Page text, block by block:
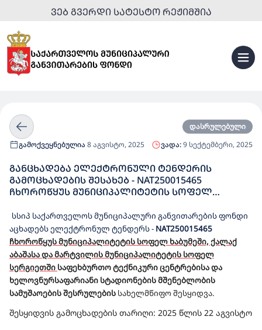
ᲕᲔᲑ ᲒᲕᲔᲠᲓᲘ ᲡᲐᲢᲔᲡᲢᲝ ᲠᲔᲟᲘᲛᲨᲘᲐ
დასრულებული
გამოქვეყნებულია 8 აგვისტო, 2025 ვადა:9 სექტემბერი, 2025
ᲒᲐᲜᲪᲮᲐᲓᲔᲑᲐ ᲔᲚᲔᲥᲢᲠᲝᲜᲣᲚᲘ ᲢᲔᲜᲓᲔᲠᲘᲡ
ᲒᲐᲛᲝᲪᲮᲐᲓᲔᲑᲘᲡ ᲨᲔᲡᲐᲮᲔᲑ - NAT250015465
ᲩᲮᲝᲠᲝᲬᲧᲣᲡ ᲛᲣᲜᲘᲪᲘᲞᲐᲚᲘᲢᲔᲢᲘᲡ ᲡᲝᲤᲔᲚ
ᲛᲣᲜᲘᲪᲘᲞᲐᲚᲘᲢᲔᲢᲘᲡ ᲡᲝᲤᲔᲚ ᲡᲔᲠᲒᲘᲔᲗᲨᲘ
ᲡᲐᲤᲔᲮᲑᲣᲠᲗᲝ ᲢᲔᲥᲜᲘᲙᲣᲠᲘ ᲪᲔᲜᲢᲠᲔᲑᲘᲡᲐ ᲓᲐ
ᲮᲔᲚᲝᲕᲜᲣᲠᲡᲐᲤᲐᲠᲘᲐᲜᲘ ᲡᲢᲐᲓᲘᲝᲜᲔᲑᲘᲡ
ᲛᲨᲔᲜᲔᲑᲚᲝᲑᲘᲡ ᲡᲐᲛᲣᲨᲐᲝᲔᲑᲘᲡ ᲨᲔᲡᲠᲣᲚᲔᲑᲘᲡ
ᲡᲐᲮᲔᲚᲛᲬᲘᲤᲝ ᲨᲔᲡᲧᲘᲓᲕᲐ
სსიპ საქართველოს მუნიციპალური განვითარების ფონდი
აცხადებს ელექტრონულ ტენდერს- NAT250015465
ჩხოროწყუს მუნიციპალიტეტის სოფელ ხაბუმეში, ქალაქ
აბაშასა და მარტვილის მუნიციპალიტეტის სოფელ
სერგიეთში საფეხბურთო ტექნიკური ცენტრებისა და
ხელოვნურსაფარიანი სტადიონების მშენებლობის
სამუშაოებისშესრულების სახელმწიფო შესყიდვა.
შესყიდვის გამოცხადების თარიღი: 2025 წლის 22 აგვისტო